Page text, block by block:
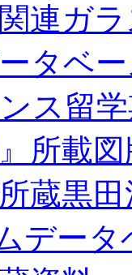
連ガ
タベ
ス留
』所載
蔵黒
データ